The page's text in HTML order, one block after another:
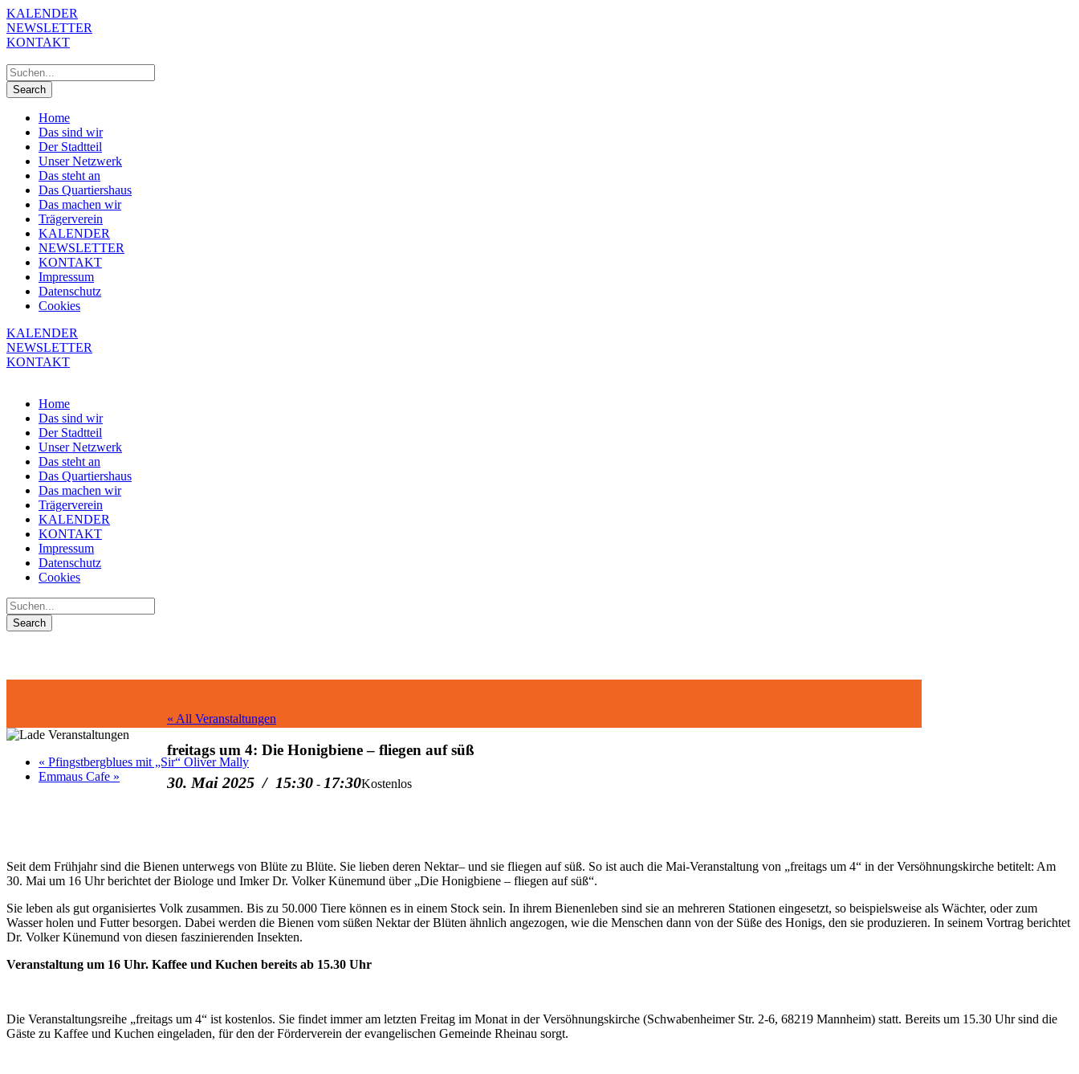
KALENDER
NEWSLETTER
KONTAKT
Home
Das sind wir
Der Stadtteil
Unser Netzwerk
Das steht an
Das Quartiershaus
Das machen wir
Trägerverein
KALENDER
NEWSLETTER
KONTAKT
Impressum
Datenschutz
Cookies
KALENDER
NEWSLETTER
KONTAKT
Home
Das sind wir
Der Stadtteil
Unser Netzwerk
Das steht an
Das Quartiershaus
Das machen wir
Trägerverein
KALENDER
KONTAKT
Impressum
Datenschutz
Cookies
« All Veranstaltungen
freitags um 4: Die Honigbiene – fliegen auf süß
30. Mai 2025 / 15:30 - 17:30Kostenlos
« Pfingstbergblues mit „Sir“ Oliver Mally
Emmaus Cafe »
Seit dem Frühjahr sind die Bienen unterwegs von Blüte zu Blüte. Sie lieben deren Nektar– und sie fliegen auf süß. So ist auch die Mai-Veranstaltung von „freitags um 4“ in der Versöhnungskirche betitelt: Am
30. Mai um 16 Uhr berichtet der Biologe und Imker Dr. Volker Künemund über „Die Honigbiene – fliegen auf süß“.
Sie leben als gut organisiertes Volk zusammen. Bis zu 50.000 Tiere können es in einem Stock sein. In ihrem Bienenleben sind sie an mehreren Stationen eingesetzt, so beispielsweise als Wächter, oder zum
Wasser holen und Futter besorgen. Dabei werden die Bienen vom süßen Nektar der Blüten ähnlich angezogen, wie die Menschen dann von der Süße des Honigs, den sie produzieren. In seinem Vortrag berichtet
Dr. Volker Künemund von diesen faszinierenden Insekten.
Veranstaltung um 16 Uhr. Kaffee und Kuchen bereits ab 15.30 Uhr
Die Veranstaltungsreihe „freitags um 4“ ist kostenlos. Sie findet immer am letzten Freitag im Monat in der Versöhnungskirche (Schwabenheimer Str. 2-6, 68219 Mannheim) statt. Bereits um 15.30 Uhr sind die
Gäste zu Kaffee und Kuchen eingeladen, für den der Förderverein der evangelischen Gemeinde Rheinau sorgt.